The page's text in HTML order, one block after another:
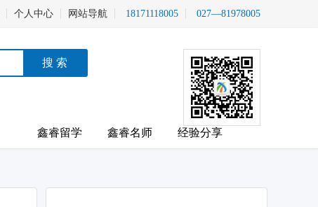
个人中心 网站导航 18171118005 027—81978005
鑫睿留学 鑫睿名师 经验分享